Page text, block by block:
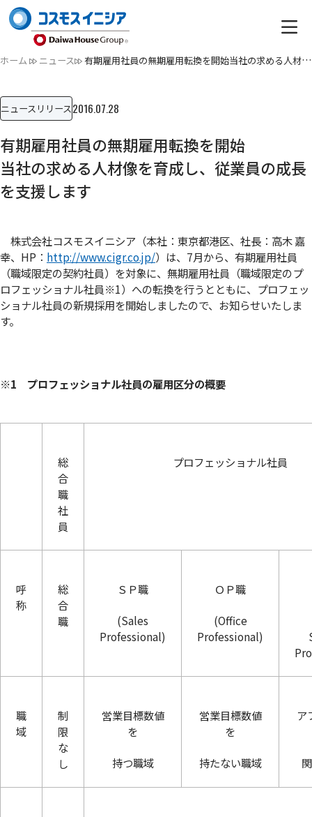
ホーム ニュース 有期雇用社員の無期雇用転換を開始当社の求める人材像を育成し…
ニュースリリース2016.07.28
有期雇用社員の無期雇用転換を開始
当社の求める人材像を育成し、従業員の成長
を支援します
株式会社コスモスイニシア（本社：東京都港区、社長：高木 嘉
幸、HP： http://www.cigr.co.jp/）は、7月から、有期雇用社員
（職域限定の契約社員）を対象に、無期雇用社員（職域限定のプ
ロフェッショナル社員※1）への転換を行うとともに、プロフェッ
ショナル社員の新規採用を開始しましたので、お知らせいたしま
す。
※1 プロフェッショナル社員の雇用区分の概要
総
合
職
社
員
プロフェッショナル社員
呼
称
総
合
職
ＳＰ職
(Sales
Professional)
ＯＰ職
(Office
Professional)
職
域
制
限
な
し
営業目標数値
を
持つ職域
営業目標数値
を
持たない職域
ア